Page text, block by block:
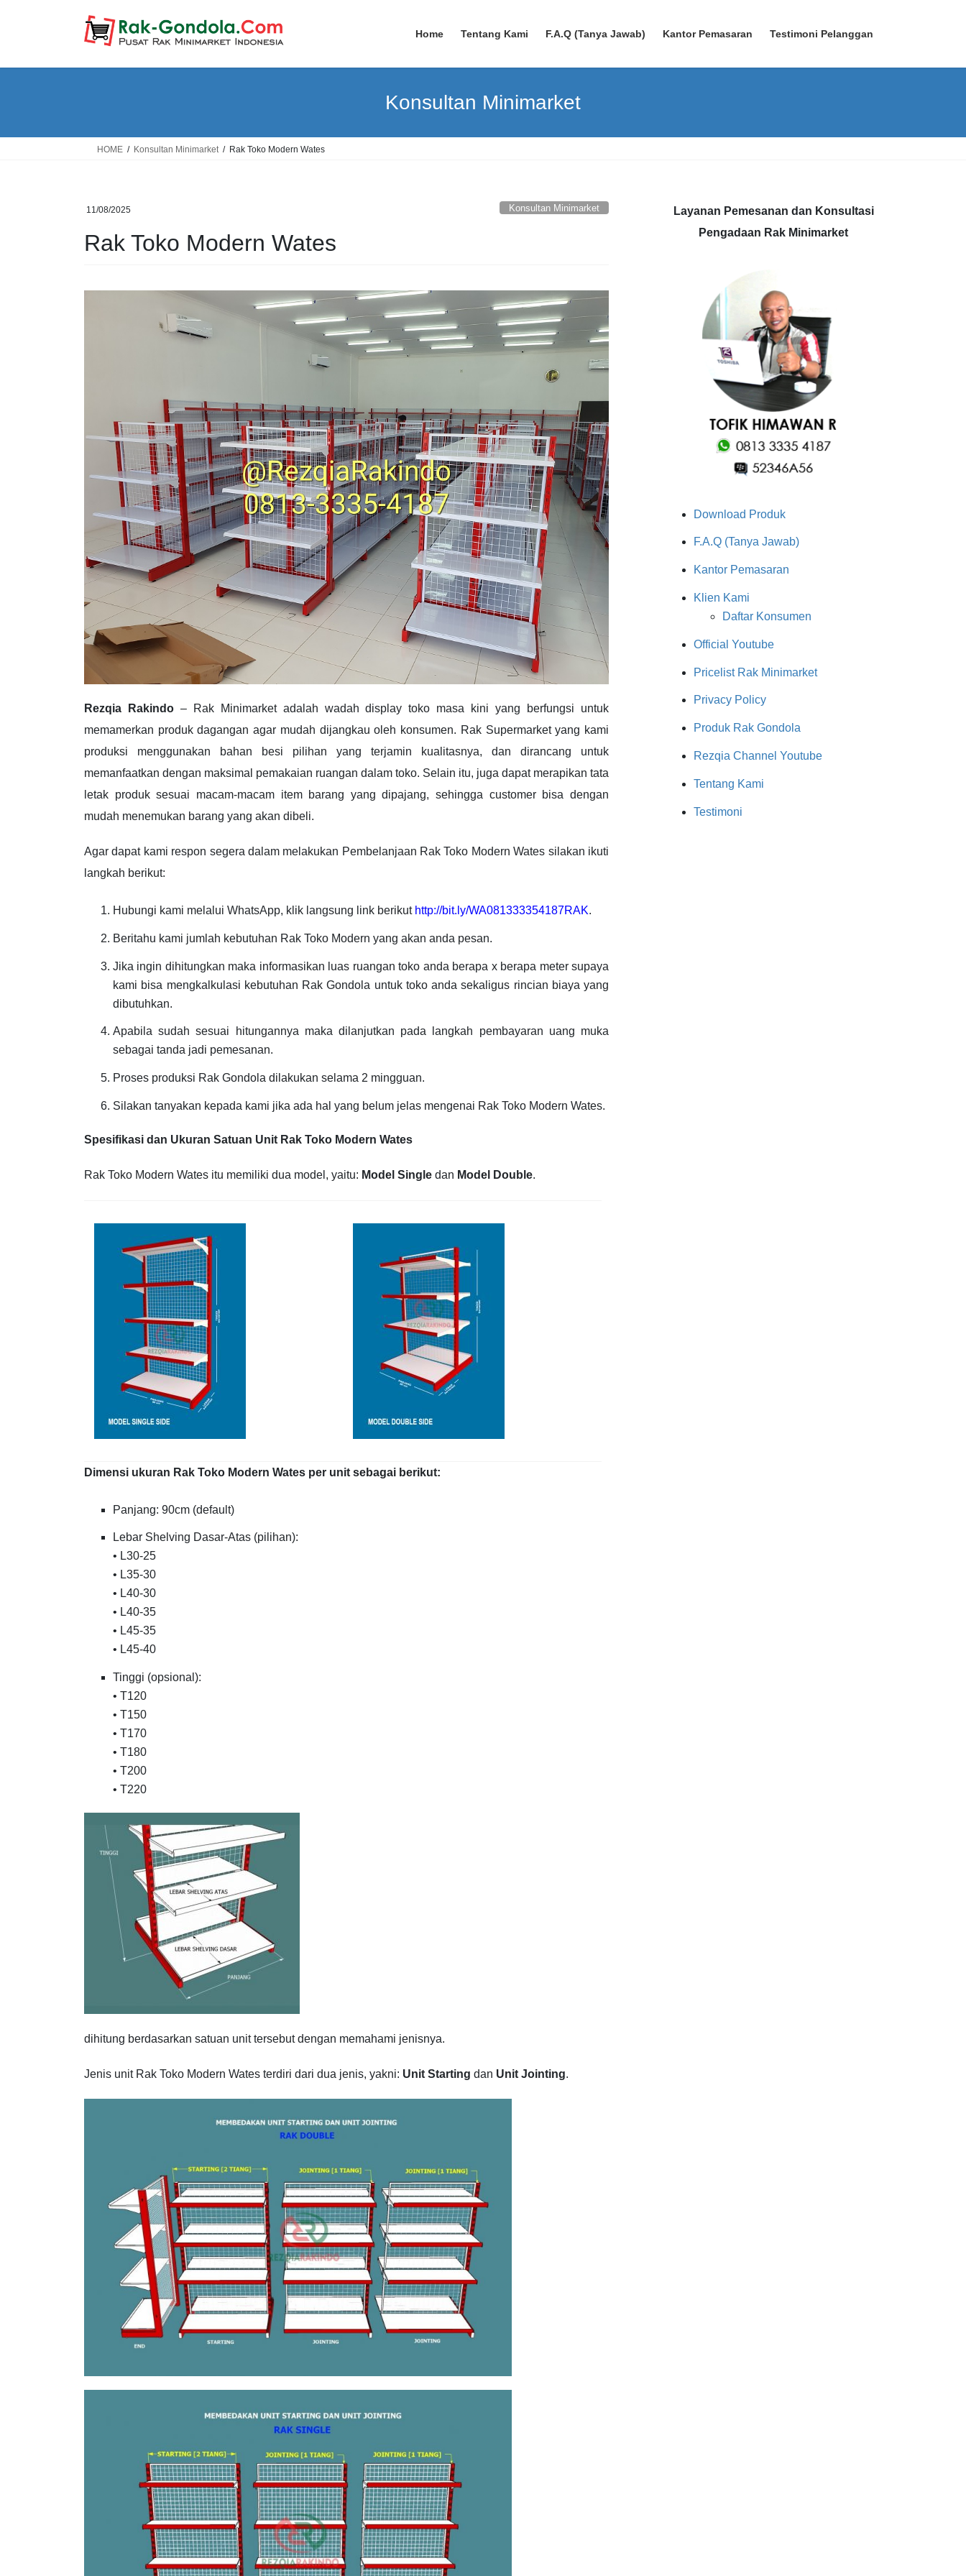
Home Tentang Kami F.A.Q (Tanya Jawab) Kantor Pemasaran Testimoni Pelanggan
Konsultan Minimarket
HOME Konsultan Minimarket Rak Toko Modern Wates
11/08/2025 Konsultan Minimarket
Rak Toko Modern Wates
Rezqia Rakindo– Rak Minimarket adalah wadah display toko masa kini yang berfungsi untuk
memamerkan produk dagangan agar mudah dijangkau oleh konsumen. Rak Supermarket yang kami
produksi menggunakan bahan besi pilihan yang terjamin kualitasnya, dan dirancang untuk
memanfaatkan dengan maksimal pemakaian ruangan dalam toko. Selain itu, juga dapat merapikan tata
letak produk sesuai macam-macam item barang yang dipajang, sehingga customer bisa dengan
mudah menemukan barang yang akan dibeli.
Agar dapat kami respon segera dalam melakukan Pembelanjaan Rak Toko Modern Wates silakan ikuti
langkah berikut:
Hubungi kami melalui WhatsApp, klik langsung link berikut http://bit.ly/WA081333354187RAK.
Beritahu kami jumlah kebutuhan Rak Toko Modern yang akan anda pesan.
Jika ingin dihitungkan maka informasikan luas ruangan toko anda berapa x berapa meter supaya
kami bisa mengkalkulasi kebutuhan Rak Gondola untuk toko anda sekaligus rincian biaya yang
dibutuhkan.
Apabila sudah sesuai hitungannya maka dilanjutkan pada langkah pembayaran uang muka
sebagai tanda jadi pemesanan.
Proses produksi Rak Gondola dilakukan selama 2 mingguan.
Silakan tanyakan kepada kami jika ada hal yang belum jelas mengenai Rak Toko Modern Wates.
Spesifikasi dan Ukuran Satuan Unit Rak Toko Modern Wates
Rak Toko Modern Wates itu memiliki dua model, yaitu: Model Single dan Model Double.
Dimensi ukuran Rak Toko Modern Wates per unit sebagai berikut:
Panjang: 90cm (default)
Lebar Shelving Dasar-Atas (pilihan):
• L30-25
• L35-30
• L40-30
• L40-35
• L45-35
• L45-40
Tinggi (opsional):
• T120
• T150
• T170
• T180
• T200
• T220
dihitung berdasarkan satuan unit tersebut dengan memahami jenisnya.
Jenis unit Rak Toko Modern Wates terdiri dari dua jenis, yakni: Unit Starting dan Unit Jointing.
Layanan Pemesanan dan Konsultasi
Pengadaan Rak Minimarket
Download Produk
F.A.Q (Tanya Jawab)
Kantor Pemasaran
Klien Kami
Daftar Konsumen
Official Youtube
Pricelist Rak Minimarket
Privacy Policy
Produk Rak Gondola
Rezqia Channel Youtube
Tentang Kami
Testimoni